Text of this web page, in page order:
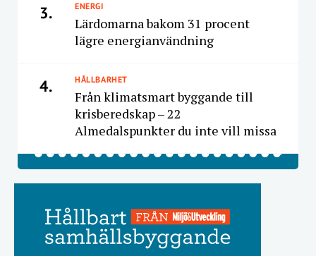
3. ENERGI
Lärdomarna bakom 31 procent
lägre energianvändning
4. HÅLLBARHET
Från klimatsmart byggande till
krisberedskap – 22
Almedalspunkter du inte vill missa